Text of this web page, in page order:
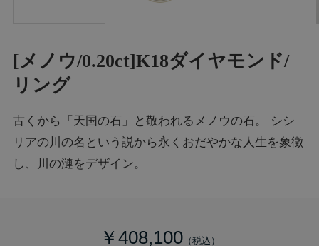
[メノウ/0.20ct]K18ダイヤモンド/
リング
古くから「天国の石」と敬われるメノウの石。 シシ
リアの川の名という説から永くおだやかな人生を象徴
し、川の漣をデザイン。
￥408,100